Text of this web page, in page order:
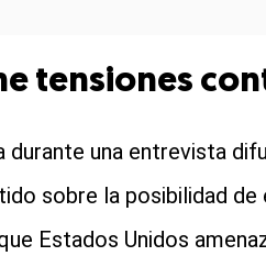
tensiones
durante una entrevista
sobre la posibilidad
Estados Unidos